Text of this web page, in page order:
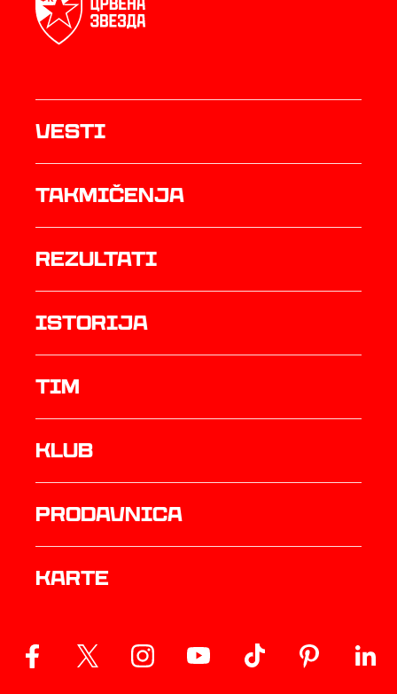
Vesti
Takmičenja
rezultati
istorija
TIM
Klub
prodavnica
Karte